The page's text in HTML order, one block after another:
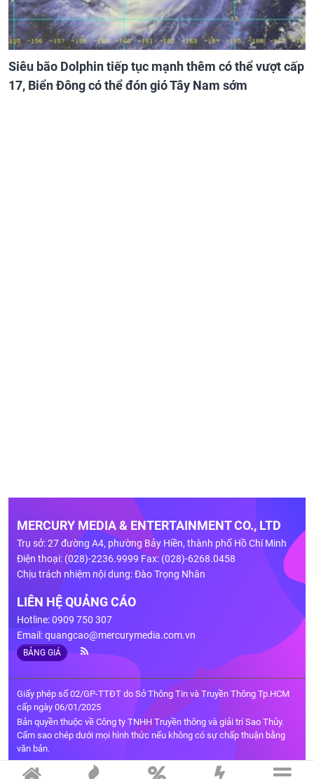
Siêu bão Dolphin tiếp tục mạnh thêm có thể vượt cấp
17, Biển Đông có thể đón gió Tây Nam sớm
MERCURY MEDIA & ENTERTAINMENT CO., LTD
Trụ sở: 27 đường A4, phường Bảy Hiền, thành phố Hồ Chí Minh
Điện thoại: (028)-2236.9999 Fax: (028)-6268.0458
Chịu trách nhiệm nội dung: Đào Trọng Nhân
LIÊN HỆ QUẢNG CÁO
Hotline: 0909 750 307
Email:quangcao@mercurymedia.com.vn
BẢNG GIÁ
Giấy phép số 02/GP-TTĐT do Sở Thông Tin và Truyền Thông Tp.HCM
cấp ngày 06/01/2025
Bản quyền thuộc về Công ty TNHH Truyền thông và giải trí Sao Thủy.
Cấm sao chép dưới mọi hình thức nếu không có sự chấp thuận bằng
văn bản.